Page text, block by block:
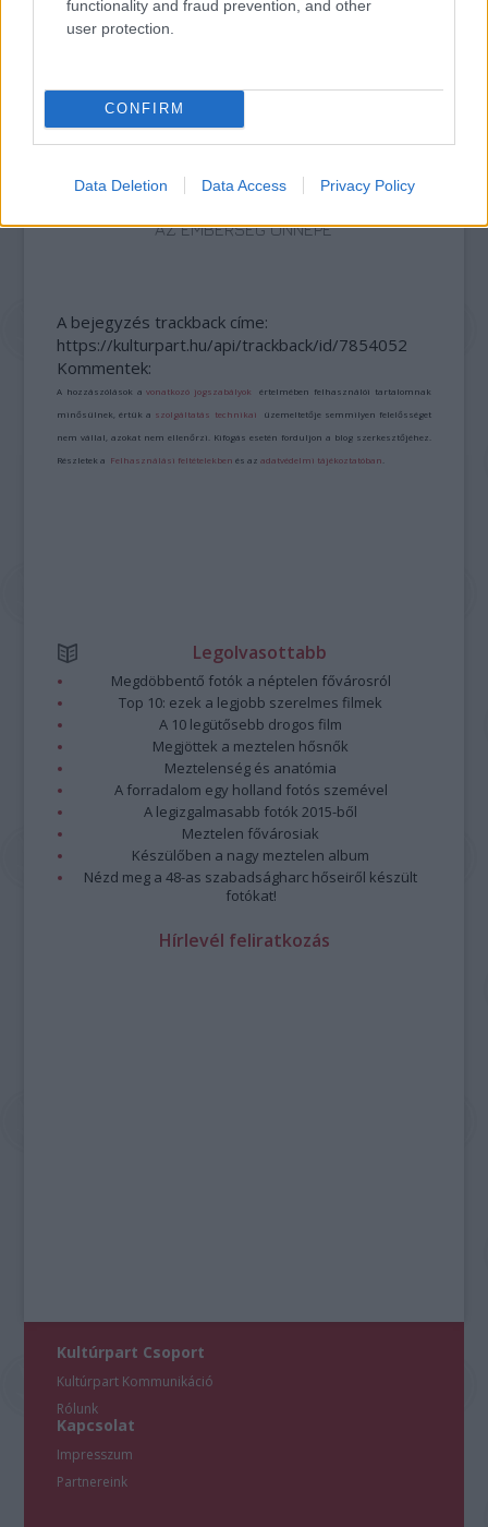
functionality and fraud prevention, and other
user protection.
CONFIRM
Data Deletion Data Access Privacy Policy
ELSTARTOLT A MŰVÉSZETEK VÖLGYE
AZ EMBERSÉG ÜNNEPE
A bejegyzés trackback címe:
https://kulturpart.hu/api/trackback/id/7854052
Kommentek:
A hozzászólások avonatkozó jogszabályok értelmében felhasználói tartalomnak
minősülnek, értük a szolgáltatás technikai üzemeltetője semmilyen felelősséget
nem vállal, azokat nem ellenőrzi. Kifogás esetén forduljon a blog szerkesztőjéhez.
Részletek a Felhasználási feltételekben és azadatvédelmi tájékoztatóban
Legolvasottabb
Megdöbbentő fotók a néptelen fővárosról
Top 10: ezek a legjobb szerelmes filmek
A 10 legütősebb drogos film
Megjöttek a meztelen hősnők
Meztelenség és anatómia
A forradalom egy holland fotós szemével
A legizgalmasabb fotók 2015-ből
Meztelen fővárosiak
Készülőben a nagy meztelen album
Nézd meg a 48-as szabadságharc hőseiről készült
fotókat!
Hírlevél feliratkozás
Kultúrpart Csoport
Kultúrpart Kommunikáció
Rólunk
Kapcsolat
Impresszum
Partnereink